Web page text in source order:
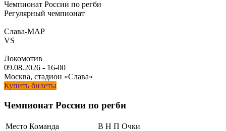
Чемпионат России по регби
Регулярный чемпионат
Слава-МАР
VS
Локомотив
09.08.2026 - 16-00
Москва, стадион «Слава»
Купить билеты
Чемпионат России по регби
Место Команда В Н П Очки